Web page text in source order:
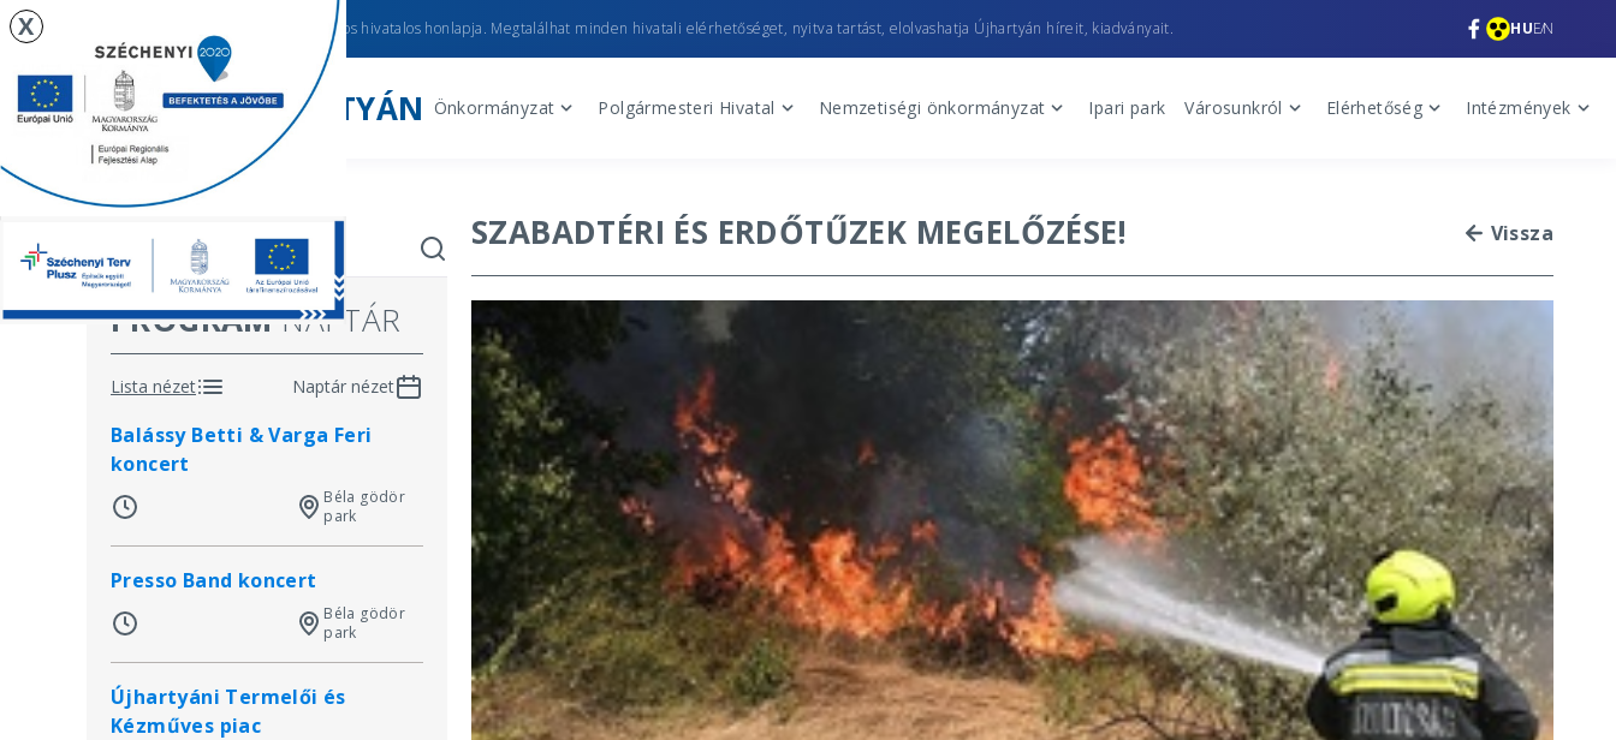
város hivatalos honlapja. Megtalálhat minden hivatali elérhetőséget, nyitva tartást, elolvashatja Újhartyán híreit, kiadványait. HUEN
ÚJHARTYÁN Önkormányzat Polgármesteri Hivatal Nemzetiségi önkormányzat Ipari park Városunkról Elérhetőség Intézmények
PROGRAMNAPTÁR
Lista nézet Naptár nézet
Balássy Betti & Varga Feri
koncert
Béla gödör
park
Presso Band koncert
Béla gödör
park
Újhartyáni Termelői és
Kézműves piac
SZABADTÉRI ÉS ERDŐTŰZEK MEGELŐZÉSE! Vissza
X